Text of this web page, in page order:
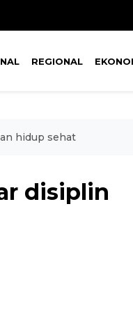
REGIONAL
hidup sehat
disiplin